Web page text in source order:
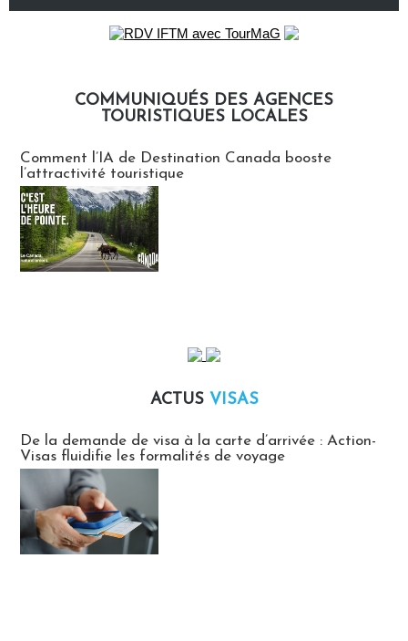
COMMUNIQUÉS DES AGENCES
TOURISTIQUES LOCALES
Comment l’IA de Destination Canada booste
l’attractivité touristique
ACTUS VISAS
De la demande de visa à la carte d’arrivée : Action-
Visas fluidifie les formalités de voyage